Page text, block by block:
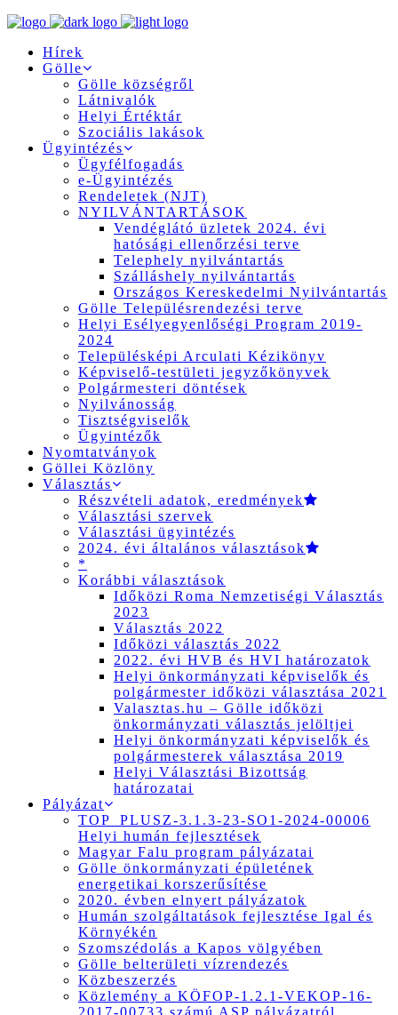
Hírek
Gölle
Gölle községről
Látnivalók
Helyi Értéktár
Szociális lakások
Ügyintézés
Ügyfélfogadás
e-Ügyintézés
Rendeletek (NJT)
NYILVÁNTARTÁSOK
Vendéglátó üzletek 2024. évi
hatósági ellenőrzési terve
Telephely nyilvántartás
Szálláshely nyilvántartás
Országos Kereskedelmi Nyilvántartás
Gölle Településrendezési terve
Helyi Esélyegyenlőségi Program 2019-
2024
Településképi Arculati Kézikönyv
Képviselő-testületi jegyzőkönyvek
Polgármesteri döntések
Nyilvánosság
Tisztségviselők
Ügyintézők
Nyomtatványok
Göllei Közlöny
Választás
Részvételi adatok, eredmények
Választási szervek
Választási ügyintézés
2024. évi általános választások
*
Korábbi választások
Időközi Roma Nemzetiségi Választás
2023
Választás 2022
Időközi választás 2022
2022. évi HVB és HVI határozatok
Helyi önkormányzati képviselők és
polgármester időközi választása 2021
Valasztas.hu – Gölle időközi
önkormányzati választás jelöltjei
Helyi önkormányzati képviselők és
polgármesterek választása 2019
Helyi Választási Bizottság
határozatai
Pályázat
TOP_PLUSZ-3.1.3-23-SO1-2024-00006
Helyi humán fejlesztések
Magyar Falu program pályázatai
Gölle önkormányzati épületének
energetikai korszerűsítése
2020. évben elnyert pályázatok
Humán szolgáltatások fejlesztése Igal és
Környékén
Szomszédolás a Kapos völgyében
Gölle belterületi vízrendezés
Közbeszerzés
Közlemény a KÖFOP-1.2.1-VEKOP-16-
2017-00733 számú ASP pályázatról